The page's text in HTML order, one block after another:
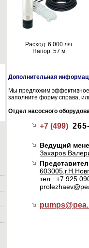
Расход: 6.000 л/ч
Напор: 57 м
Дополнительная
Мы предложим эффективное
заполните форму справа,
Отдел насосного
+7 (499)
Ведущий
Захаров
тел.: +7 925
pumps@